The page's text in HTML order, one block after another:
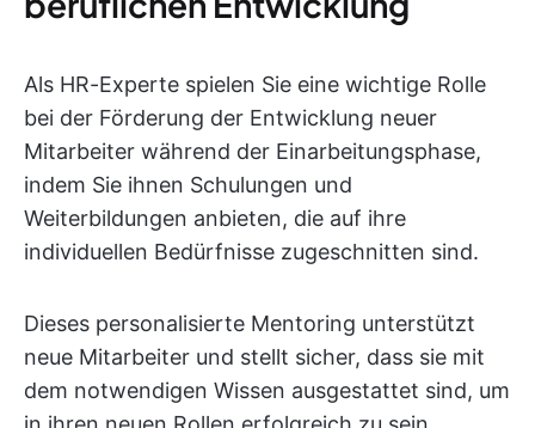
Als HR-Experte spielen Sie eine wichtige Rolle
bei der Förderung der Entwicklung neuer
Mitarbeiter während der Einarbeitungsphase,
indem Sie ihnen Schulungen und
Weiterbildungen anbieten, die auf ihre
individuellen Bedürfnisse zugeschnitten sind.
Dieses personalisierte Mentoring unterstützt
neue Mitarbeiter und stellt sicher, dass sie mit
dem notwendigen Wissen ausgestattet sind, um